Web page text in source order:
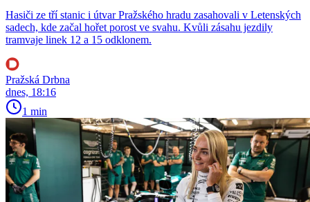
Hasiči ze tří stanic i útvar Pražského hradu zasahovali v Letenských
sadech, kde začal hořet porost ve svahu. Kvůli zásahu jezdily
tramvaje linek 12 a 15 odklonem.
Pražská Drbna
dnes, 18:16
1 min